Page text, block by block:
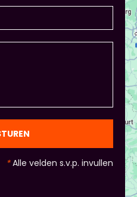
en andere spelletjes.
in wil zetten is
overleg dit dan wel met
van een eindpresentatie
wel hun
de deelnemers:
van 5 minuten de
Voor beginners is het
- Vergeet het
niet :)
*Alle velden s.v.p. invullen